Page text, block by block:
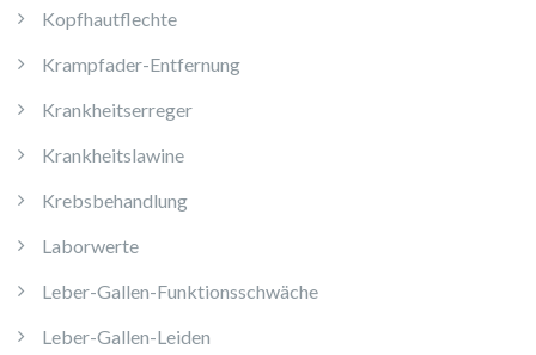
Kopfhautflechte
Krampfader-Entfernung
Krankheitserreger
Krankheitslawine
Krebsbehandlung
Laborwerte
Leber-Gallen-Funktionsschwäche
Leber-Gallen-Leiden